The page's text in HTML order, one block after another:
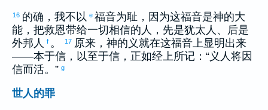
16 的确，我不以 e 福音为耻，因为这福音是神的大
能，把救恩带给一切相信的人，先是犹太 人、后是
外邦人 f 。 17 原来，神的义就在这福音上显明出来
——本于信，以至于信，正如经上所记：“义人将因
信而活。” g
世人的罪